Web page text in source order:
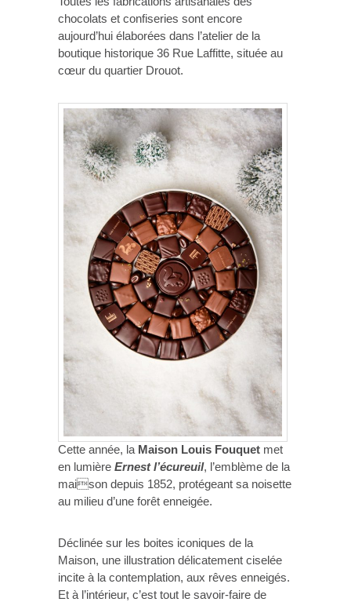
chocolats et confiseries sont encore
aujourd’hui élaborées dans l’atelier de la
boutique historique 36 Rue Laffitte, située au
cœur du quartier Drouot.
Cette année, la Maison Louis Fouquet met
en lumière Ernest l’écureuil, l’emblème de la
maison depuis 1852, protégeant sa noisette
au milieu d’une forêt enneigée.
Déclinée sur les boites iconiques de la
Maison, une illustration délicatement ciselée
incite à la contemplation, aux rêves enneigés.
Et à l’intérieur, c’est tout le savoir-faire de